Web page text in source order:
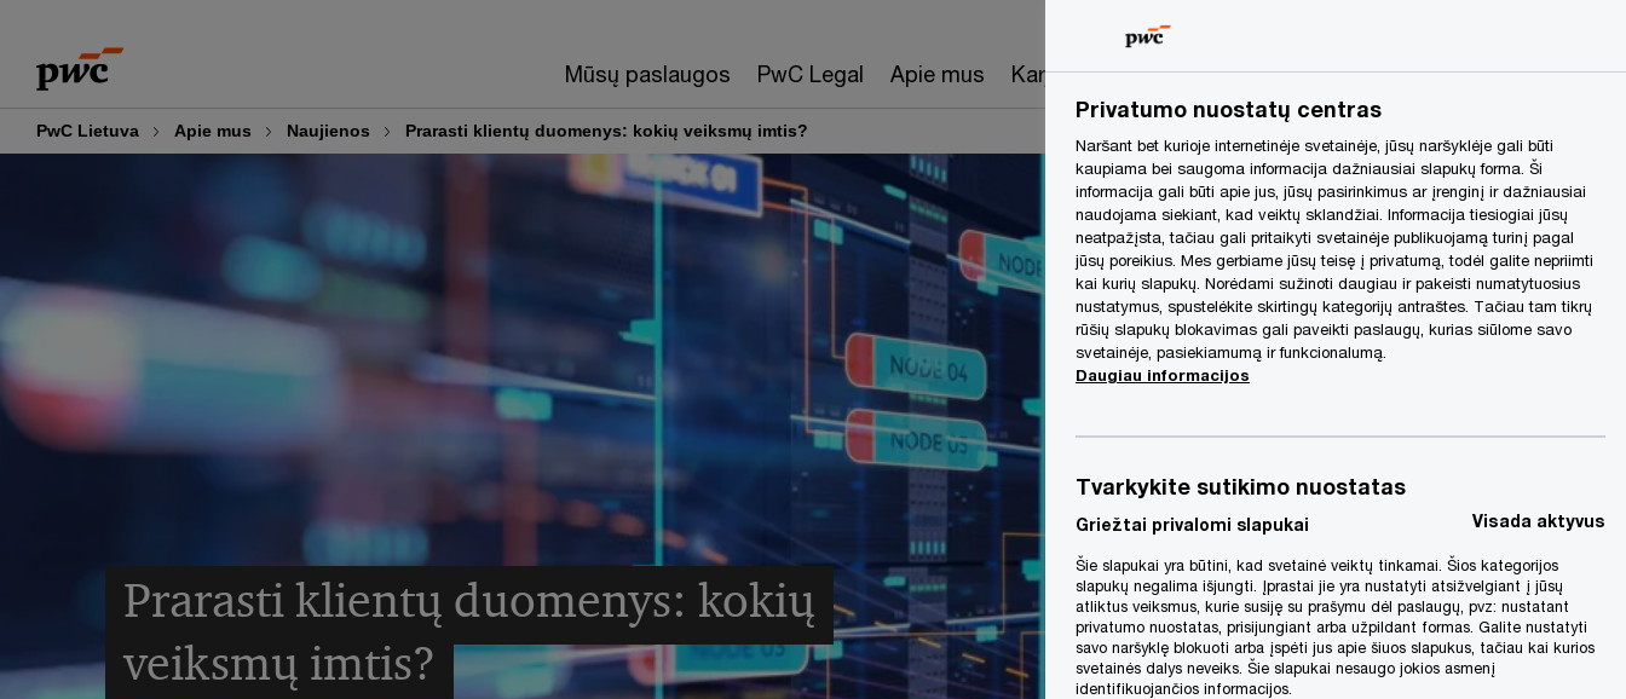
content
footer
Mūsų paslaugos PwC Legal Apie mus Karjera Search
PwC Lietuva Apie mus Naujienos Prarasti klientų duomenys: kokių veiksmų imtis?
Prarasti klientų duomenys: kokių
veiksmų imtis?
Privatumo nuostatų centras
Naršant bet kurioje internetinėje svetainėje, jūsų naršyklėje gali būti
kaupiama bei saugoma informacija dažniausiai slapukų forma. Ši
informacija gali būti apie jus, jūsų pasirinkimus ar įrenginį ir dažniausiai
naudojama siekiant, kad veiktų sklandžiai. Informacija tiesiogiai jūsų
neatpažįsta, tačiau gali pritaikyti svetainėje publikuojamą turinį pagal
jūsų poreikius. Mes gerbiame jūsų teisę į privatumą, todėl galite nepriimti
kai kurių slapukų. Norėdami sužinoti daugiau ir pakeisti numatytuosius
nustatymus, spustelėkite skirtingų kategorijų antraštes. Tačiau tam tikrų
rūšių slapukų blokavimas gali paveikti paslaugų, kurias siūlome savo
svetainėje, pasiekiamumą ir funkcionalumą.
Daugiau informacijos
Tvarkykite sutikimo nuostatas
Griežtai privalomi slapukai Visada aktyvus
Šie slapukai yra būtini, kad svetainė veiktų tinkamai. Šios kategorijos
slapukų negalima išjungti. Įprastai jie yra nustatyti atsižvelgiant į jūsų
atliktus veiksmus, kurie susiję su prašymu dėl paslaugų, pvz: nustatant
privatumo nuostatas, prisijungiant arba užpildant formas. Galite nustatyti
savo naršyklę blokuoti arba įspėti jus apie šiuos slapukus, tačiau kai kurios
svetainės dalys neveiks. Šie slapukai nesaugo jokios asmenį
identifikuojančios informacijos.